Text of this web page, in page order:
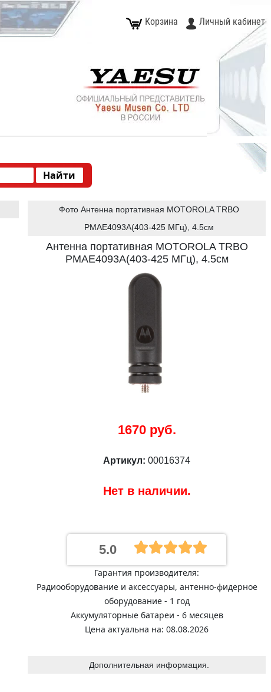
Корзина Личный кабинет
Фото Антенна портативная MOTOROLA TRBO
PMAE4093A(403-425 МГц), 4.5см
Антенна портативная MOTOROLA TRBO
PMAE4093A(403-425 МГц), 4.5см
1670 руб.
Артикул: 00016374
Нет в наличии.
5.0
Гарантия производителя:
Радиооборудование и аксессуары, антенно-фидерное
оборудование - 1 год
Аккумуляторные батареи - 6 месяцев
Цена актуальна на: 08.08.2026
Дополнительная информация.